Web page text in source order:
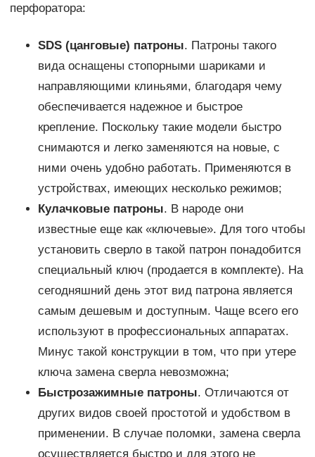
перфоратора:
SDS (цанговые) патроны. Патроны такого
вида оснащены стопорными шариками и
направляющими клиньями, благодаря чему
обеспечивается надежное и быстрое
крепление. Поскольку такие модели быстро
снимаются и легко заменяются на новые, с
ними очень удобно работать. Применяются в
устройствах, имеющих несколько режимов;
Кулачковые патроны. В народе они
известные еще как «ключевые». Для того чтобы
установить сверло в такой патрон понадобится
специальный ключ (продается в комплекте). На
сегодняшний день этот вид патрона является
самым дешевым и доступным. Чаще всего его
используют в профессиональных аппаратах.
Минус такой конструкции в том, что при утере
ключа замена сверла невозможна;
Быстрозажимные патроны. Отличаются от
других видов своей простотой и удобством в
применении. В случае поломки, замена сверла
осуществляется быстро и для этого не